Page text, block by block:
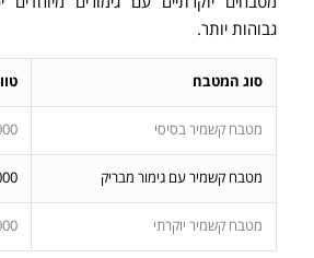
גבוהות יותר.
סוג המטבח
מטבח קשמיר בסיסי
מטבח קשמיר עם גימור מבריק
מטבח קשמיר יוקרתי